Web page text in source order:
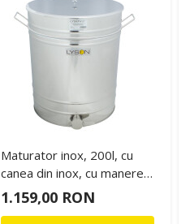
Maturator inox, 200l, cu
canea din inox, cu manere,
Lyson
1.159,00 RON